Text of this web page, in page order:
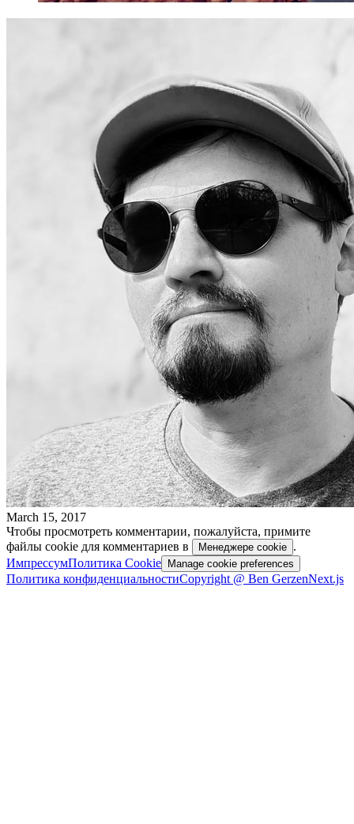
March 15, 2017
Чтобы просмотреть комментарии, пожалуйста, примите
файлы cookie для комментариев в
Менеджере cookie .
ИмпрессумПолитика Cookie Manage cookie preferences
Политика конфиденциальностиCopyright @ Ben GerzenNext.js